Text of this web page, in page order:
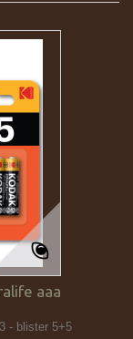
aaa
- blister 5+5